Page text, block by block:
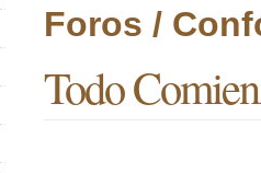
Foros /
Todo